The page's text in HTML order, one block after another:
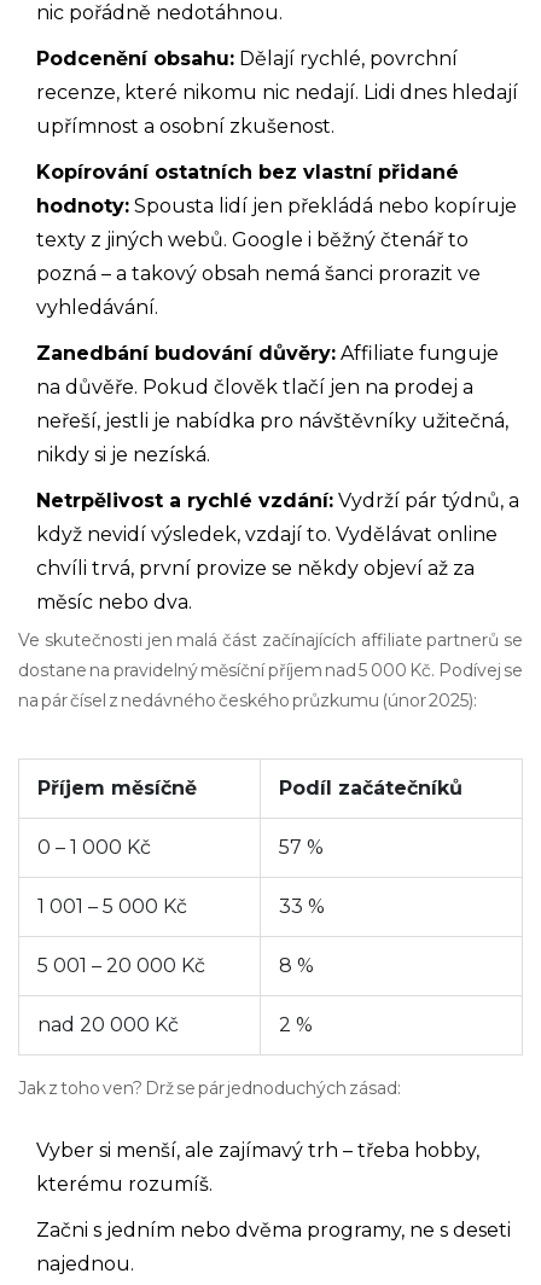
nic pořádně nedotáhnou.
Podcenění obsahu: Dělají rychlé, povrchní
recenze, které nikomu nic nedají. Lidi dnes hledají
upřímnost a osobní zkušenost.
Kopírování ostatních bez vlastní přidané
hodnoty: Spousta lidí jen překládá nebo kopíruje
texty z jiných webů. Google i běžný čtenář to
pozná – a takový obsah nemá šanci prorazit ve
vyhledávání.
Zanedbání budování důvěry: Affiliate funguje
na důvěře. Pokud člověk tlačí jen na prodej a
neřeší, jestli je nabídka pro návštěvníky užitečná,
nikdy si je nezíská.
Netrpělivost a rychlé vzdání: Vydrží pár týdnů, a
když nevidí výsledek, vzdají to. Vydělávat online
chvíli trvá, první provize se někdy objeví až za
měsíc nebo dva.
Ve skutečnosti jen malá část začínajících affiliate partnerů se
dostane na pravidelný měsíční příjem nad 5 000 Kč. Podívej se
na pár čísel z nedávného českého průzkumu (únor 2025):
Příjem měsíčně Podíl začátečníků
0 – 1 000 Kč 57 %
1 001 – 5 000 Kč 33 %
5 001 – 20 000 Kč 8 %
nad 20 000 Kč 2 %
Jak z toho ven? Drž se pár jednoduchých zásad:
Vyber si menší, ale zajímavý trh – třeba hobby,
kterému rozumíš.
Začni s jedním nebo dvěma programy, ne s deseti
najednou.